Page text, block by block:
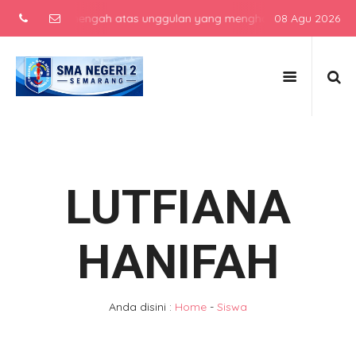
menengah atas unggulan yang menghasilkan lulusan
08 Agu 2026
LUTFIANA
HANIFAH
Anda disini : Home - Siswa